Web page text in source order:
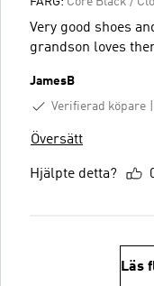
Very good shoes
grandson loves
JamesB
Verifierad köpare
Översätt
Hjälpte detta?
Läs